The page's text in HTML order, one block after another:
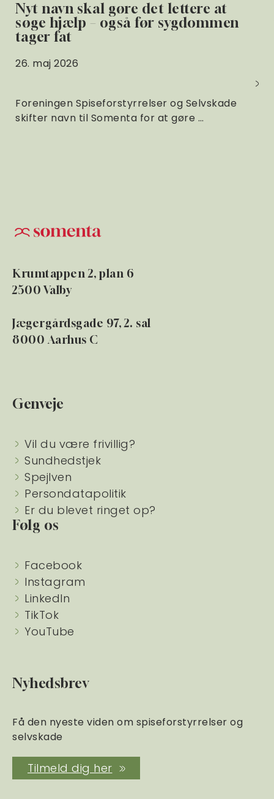
Nyt navn skal gøre det lettere at
søge hjælp – også før sygdommen
tager fat
26. maj 2026
Foreningen Spiseforstyrrelser og Selvskade
skifter navn til Somenta for at gøre …
Krumtappen 2, plan 6
2500 Valby
Jægergårdsgade 97, 2. sal
8000 Aarhus C
Genveje
Vil du være frivillig?
Sundhedstjek
Spejlven
Persondatapolitik
Er du blevet ringet op?
Følg os
Facebook
Instagram
LinkedIn
TikTok
YouTube
Nyhedsbrev
Få den nyeste viden om spiseforstyrrelser og
selvskade
Tilmeld dig her